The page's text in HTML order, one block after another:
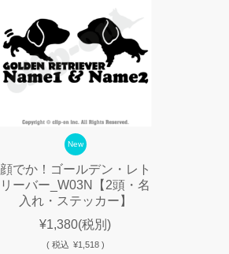
New
顔でか！ゴールデン・レト
リーバー_W03N【2頭・名
入れ・ステッカー】
¥1,380(税別)
( 税込 ¥1,518 )